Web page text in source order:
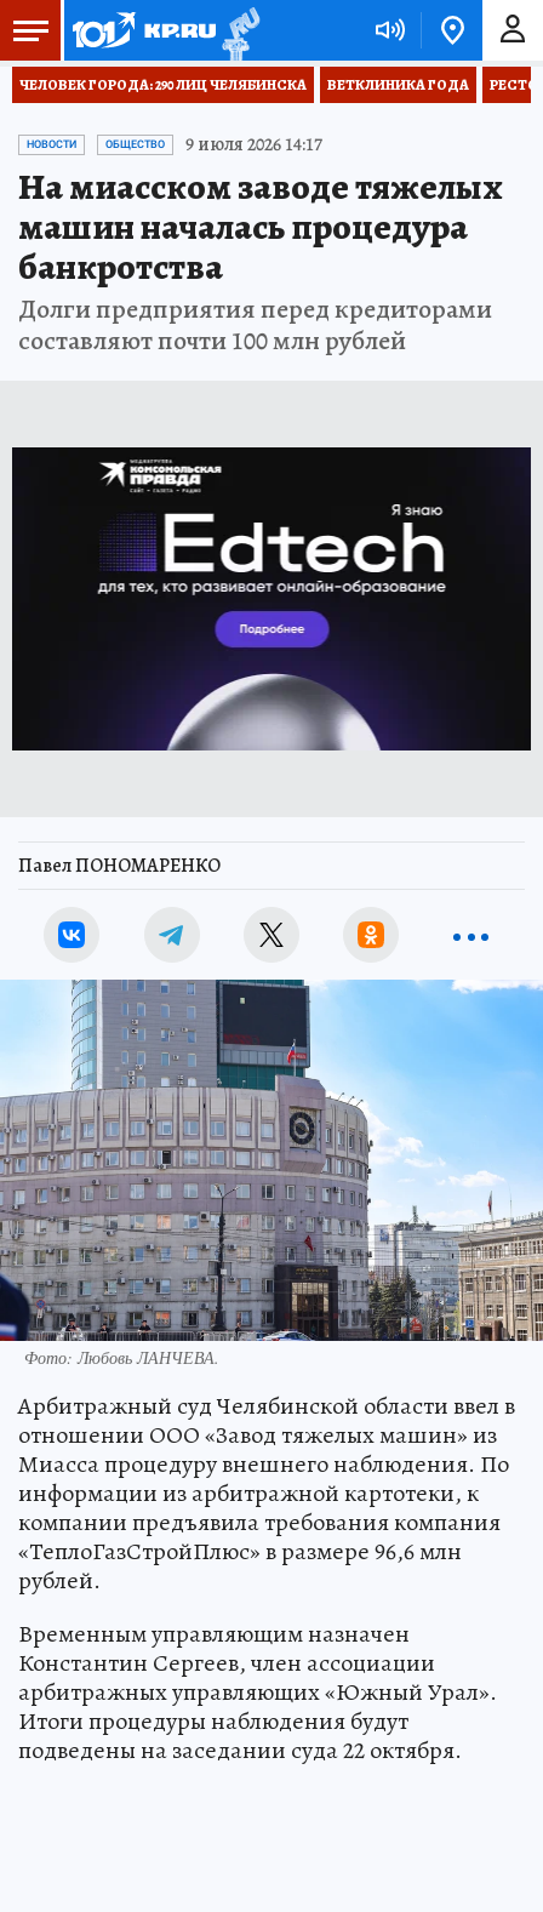
ЧЕЛОВЕК ГОРОДА: 290 ЛИЦ ЧЕЛЯБИНСКА ВЕТКЛИНИКА ГОДА
НОВОСТИ ОБЩЕСТВО 9 июля 2026 14:17
На миасском заводе тяжелых
машин началась процедура
банкротства
Долги предприятия перед кредиторами
составляют почти 100 млн рублей
Павел ПОНОМАРЕНКО
Фото:Любовь ЛАНЧЕВА.
Арбитражный суд Челябинской области ввел в
отношении ООО «Завод тяжелых машин» из
Миасса процедуру внешнего наблюдения. По
информации из арбитражной картотеки, к
компании предъявила требования компания
«ТеплоГазСтройПлюс» в размере 96,6 млн
рублей.
Временным управляющим назначен
Константин Сергеев, член ассоциации
арбитражных управляющих «Южный Урал».
Итоги процедуры наблюдения будут
подведены на заседании суда 22 октября.